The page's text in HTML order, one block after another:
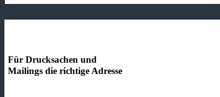
Für Drucksachen und
Mailings die richtige Adresse